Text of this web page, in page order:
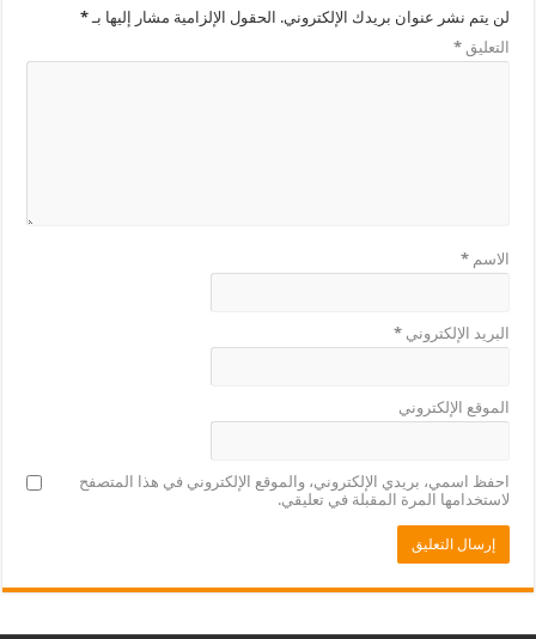
لن يتم نشر عنوان بريدك الإلكتروني. الحقول الإلزامية مشار إليها بـ*
التعليق*
الاسم*
البريد الإلكتروني*
الموقع الإلكتروني
احفظ اسمي، بريدي الإلكتروني، والموقع الإلكتروني في هذا المتصفح
لاستخدامها المرة المقبلة في تعليقي.